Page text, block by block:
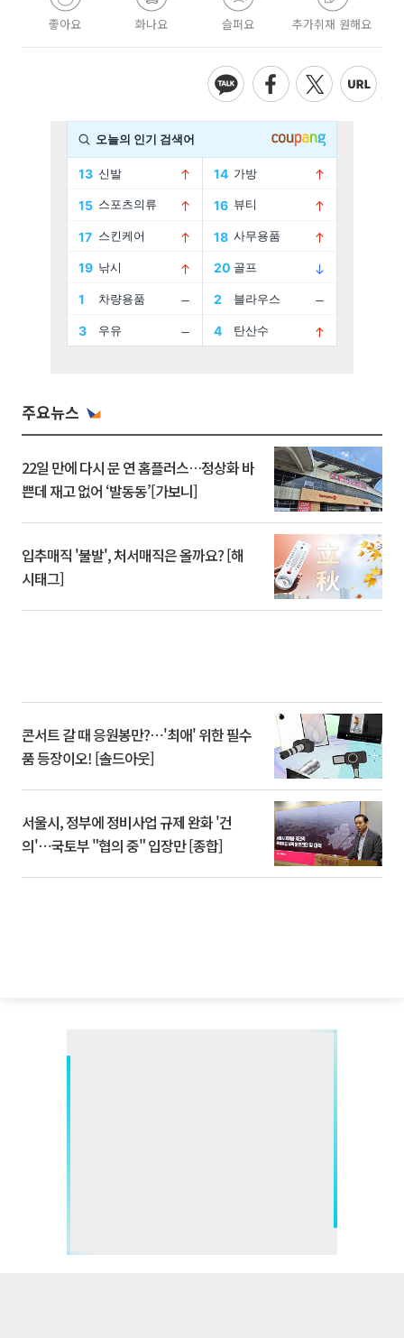
좋아요 화나요 슬퍼요 추가취재 원해요
주요뉴스
22일 만에 다시 문 연 홈플러스…정상화 바
쁜데 재고 없어 ‘발동동’[가보니]
입추매직 '불발', 처서매직은 올까요? [해
시태그]
콘서트 갈 때 응원봉만?⋯'최애' 위한 필수
품 등장이오! [솔드아웃]
서울시, 정부에 정비사업 규제 완화 '건
의'⋯국토부 "협의 중" 입장만 [종합]